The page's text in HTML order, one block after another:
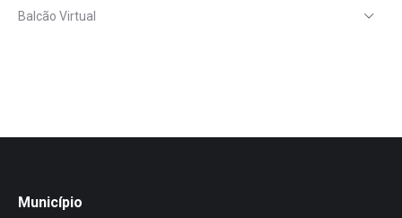
Balcão Virtual
Município